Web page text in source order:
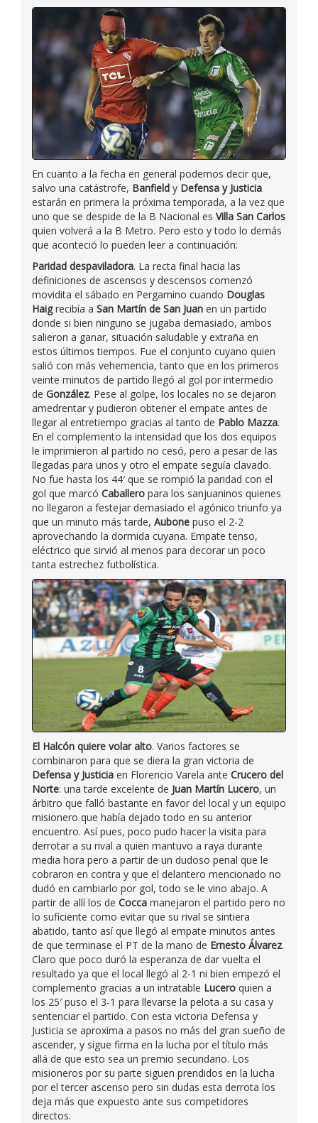
En cuanto a la fecha en general podemos decir que,
salvo una catástrofe, Banfield y Defensa y Justicia
estarán en primera la próxima temporada, a la vez que
uno que se despide de la B Nacional es Villa San Carlos
quien volverá a la B Metro. Pero esto y todo lo demás
que aconteció lo pueden leer a continuación:
Paridad despaviladora. La recta final hacia las
definiciones de ascensos y descensos comenzó
movidita el sábado en Pergamino cuando Douglas
Haigrecibía a San Martín de San Juan en un partido
donde si bien ninguno se jugaba demasiado, ambos
salieron a ganar, situación saludable y extraña en
estos últimos tiempos. Fue el conjunto cuyano quien
salió con más vehemencia, tanto que en los primeros
veinte minutos de partido llegó al gol por intermedio
de González. Pese al golpe, los locales no se dejaron
amedrentar y pudieron obtener el empate antes de
llegar al entretiempo gracias al tanto de Pablo Mazza.
En el complemento la intensidad que los dos equipos
le imprimieron al partido no cesó, pero a pesar de las
llegadas para unos y otro el empate seguía clavado.
No fue hasta los 44′ que se rompió la paridad con el
gol que marcó Caballero para los sanjuaninos quienes
no llegaron a festejar demasiado el agónico triunfo ya
que un minuto más tarde, Aubone puso el 2-2
aprovechando la dormida cuyana. Empate tenso,
eléctrico que sirvió al menos para decorar un poco
tanta estrechez futbolística.
El Halcón quiere volar alto. Varios factores se
combinaron para que se diera la gran victoria de
Defensa y Justicia en Florencio Varela ante Crucero del
Norte: una tarde excelente de Juan Martín Lucero, un
árbitro que falló bastante en favor del local y un equipo
misionero que había dejado todo en su anterior
encuentro. Así pues, poco pudo hacer la visita para
derrotar a su rival a quien mantuvo a raya durante
media hora pero a partir de un dudoso penal que le
cobraron en contra y que el delantero mencionado no
dudó en cambiarlo por gol, todo se le vino abajo. A
partir de allí los de Cocca manejaron el partido pero no
lo suficiente como evitar que su rival se sintiera
abatido, tanto así que llegó al empate minutos antes
de que terminase el PT de la mano de Ernesto Álvarez.
Claro que poco duró la esperanza de dar vuelta el
resultado ya que el local llegó al 2-1 ni bien empezó el
complemento gracias a un intratable Lucero quien a
los 25′ puso el 3-1 para llevarse la pelota a su casa y
sentenciar el partido. Con esta victoria Defensa y
Justicia se aproxima a pasos no más del gran sueño de
ascender, y sigue firma en la lucha por el título más
allá de que esto sea un premio secundario. Los
misioneros por su parte siguen prendidos en la lucha
por el tercer ascenso pero sin dudas esta derrota los
deja más que expuesto ante sus competidores
directos.